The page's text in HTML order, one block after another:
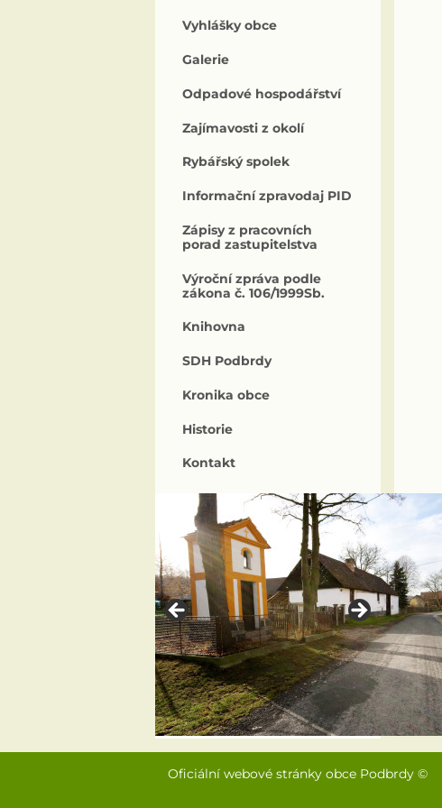
Vyhlášky obce
Galerie
Odpadové hospodářství
Zajímavosti z okolí
Rybářský spolek
Informační zpravodaj PID
Zápisy z pracovních
porad zastupitelstva
Výroční zpráva podle
zákona č. 106/1999Sb.
Knihovna
SDH Podbrdy
Kronika obce
Historie
Kontakt
Oficiální webové stránky obce Podbrdy ©